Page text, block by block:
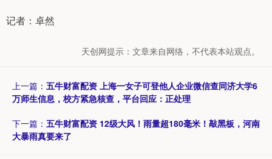
记者：卓然
天创网提示：文章来自网络，不代表本站观点。
上一篇： 五牛财富配资 上海一女子可登他人企业微信查同济大学6
万师生信息，校方紧急核查，平台回应：正处理
下一篇： 五牛财富配资 12级大风！雨量超180毫米！敲黑板，河南
大暴雨真要来了